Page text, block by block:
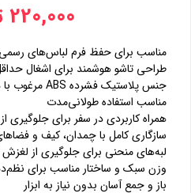
220,000 تومان
مناسب برای حفظ فرم لباس‌های
طراحی تاشو هوشمند برای اشغال
جنس پلاستیک فشرده ABS مرغوب با دوام بالا
مناسب استفاده طولانی‌مدت
همراه کاربردی در سفر برای جلوگیری
سازگاری کامل با چمدان، کیف و
لبه‌های منحنی برای جلوگیری از
وزن سبک و ساختار مناسب برای
باز و جمع آسان بدون نیاز به ابزار